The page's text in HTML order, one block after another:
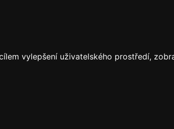
vylepšení uživatelského prostředí,